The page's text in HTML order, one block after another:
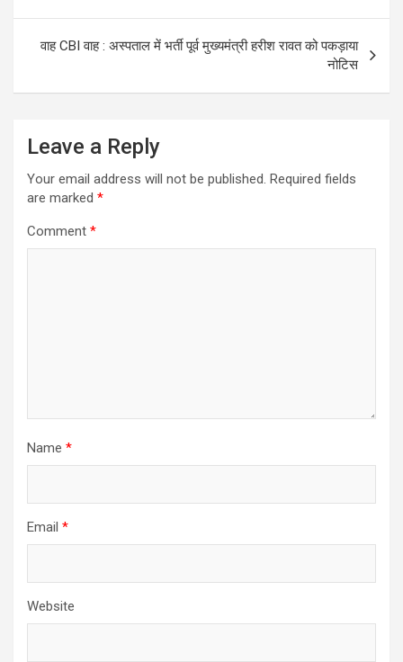
वाह CBI वाह : अस्पताल में भर्ती पूर्व मुख्यमंत्री हरीश रावत को पकड़ाया
नोटिस
Leave a Reply
Your email address will not be published. Required fields
are marked *
Comment *
Name *
Email *
Website